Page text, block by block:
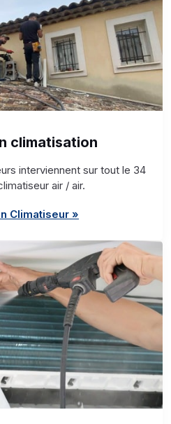
climatisation
interviennent sur tout le 34
air / air.
Climatiseur »